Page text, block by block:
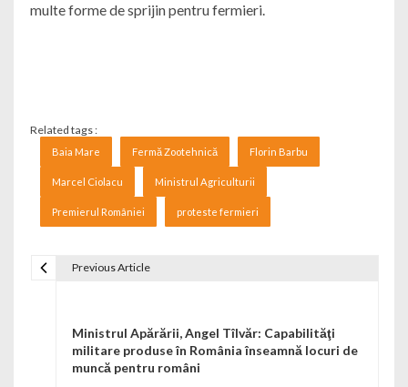
multe forme de sprijin pentru fermieri.
Related tags :
Baia Mare Fermă Zootehnică Florin Barbu
Marcel Ciolacu Ministrul Agriculturii
Premierul României proteste fermieri
Previous Article
Ministrul Apărării, Angel Tîlvăr: Capabilităţi
militare produse în România înseamnă locuri de
muncă pentru români